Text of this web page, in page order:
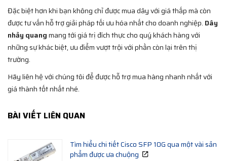
Đặc biệt hơn khi bạn không chỉ được mua dây với giá thấp mà còn
được tư vấn hỗ trợ giải pháp tối ưu hóa nhất cho doanh nghiệp. Dây
nhảy quangmang tới giá trị đích thực cho quý khách hàng với
những sự khác biệt, ưu điểm vượt trội với phần còn lại trên thị
trường.
Hãy liên hệ với chúng tôi để được hỗ trợ mua hàng nhanh nhất với
giá thành tốt nhất nhé.
BÀI VIẾT LIÊN QUAN
Tìm hiểu chi tiết Cisco SFP 10G qua một vài sản
phẩm được ưa chuộng